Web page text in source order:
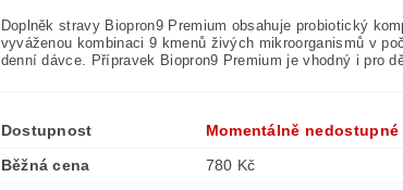
Doplněk stravy Biopron9 Premium obsahuje probiotický
vyváženou kombinaci 9 kmenů živých mikroorganismů v
denní dávce. Přípravek Biopron9 Premium je vhodný i pro
Dostupnost
Momentálně nedostupné
Běžná cena
780 Kč